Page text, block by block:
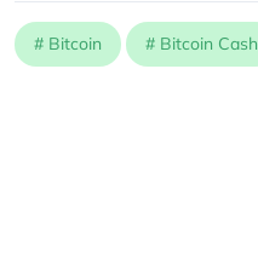
# Bitcoin # Bitcoin Cash